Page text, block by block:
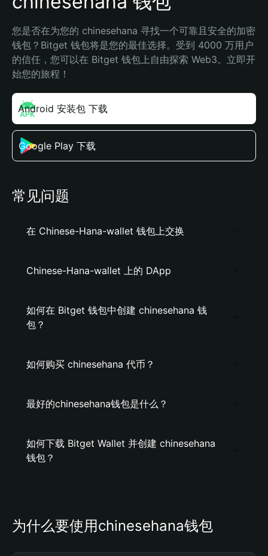
您是否在为您的 chinesehana 寻找一个可靠且安全的加密
钱包？Bitget 钱包将是您的最佳选择。受到 4000 万用户
的信任，您可以在 Bitget 钱包上自由探索 Web3。立即开
始您的旅程！
Android 安装包 下载
Google Play 下载
常见问题
在 Chinese-Hana-wallet 钱包上交换
Chinese-Hana-wallet 上的 DApp
如何在 Bitget 钱包中创建 chinesehana 钱
包？
如何购买 chinesehana 代币？
最好的chinesehana钱包是什么？
如何下载 Bitget Wallet 并创建 chinesehana
钱包？
为什么要使用chinesehana钱包